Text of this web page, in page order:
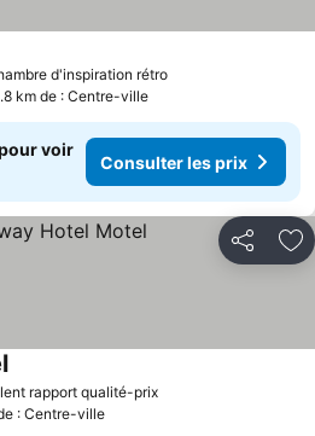
d'inspiration rétro
km de : Centre-ville
voir
Consulter les prix
Partager
rapport qualité-prix
: Centre-ville